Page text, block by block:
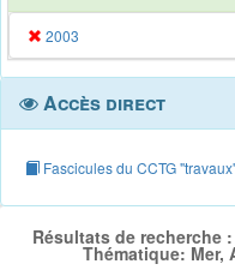
2003
Accès direct
Fascicules du CCTG
Résultats de recherche
Thématique: Mer,